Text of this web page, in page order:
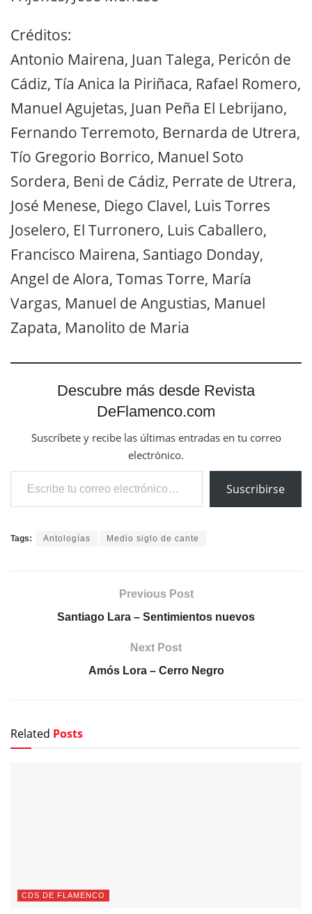
Créditos:
Antonio Mairena, Juan Talega, Pericón de
Cádiz, Tía Anica la Piriñaca, Rafael Romero,
Manuel Agujetas, Juan Peña El Lebrijano,
Fernando Terremoto, Bernarda de Utrera,
Tío Gregorio Borrico, Manuel Soto
Sordera, Beni de Cádiz, Perrate de Utrera,
José Menese, Diego Clavel, Luis Torres
Joselero, El Turronero, Luis Caballero,
Francisco Mairena, Santiago Donday,
Angel de Alora, Tomas Torre, María
Vargas, Manuel de Angustias, Manuel
Zapata, Manolito de Maria
Descubre más desde Revista
DeFlamenco.com
Suscríbete y recibe las últimas entradas en tu correo
electrónico.
Escribe tu correo electrónico…
Suscribirse
Tags: Antologías Medio siglo de cante
Previous Post
Santiago Lara – Sentimientos nuevos
Next Post
Amós Lora – Cerro Negro
Related Posts
CDS DE FLAMENCO